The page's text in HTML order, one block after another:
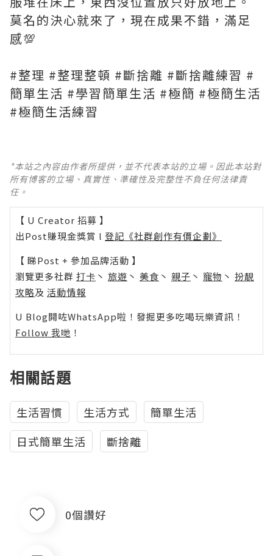
莫名的決心就來了，現在成果不錯，滿足
感💯
#整理 #整理整頓 #斷捨離 #斷捨離練習 #
簡單生活 #學習簡單生活 #極簡 #極簡生活
#極簡生活練習
*本站之內容由作者所提供，並不代表本站的立場。因此本站對
所有博客的立場、真實性、準確性及完整性不負任何法律責
任。
【 U Creator 招募 】
出Post賺現金獎賞 l 登記《社群創作有價企劃》
【 睇Post + 參加品牌活動 】
瀏覽更多社群 打卡 丶 旅遊 丶 美食 丶 親子 丶 寵物 丶 扮靚
攻略及 活動情報
U Blog開咗WhatsApp啦！發掘更多吃喝玩樂資訊！
Follow 我哋 ！
相關話題
生活習慣 生活方式
簡單生活
日式簡單生活
斷捨離
0個讚好